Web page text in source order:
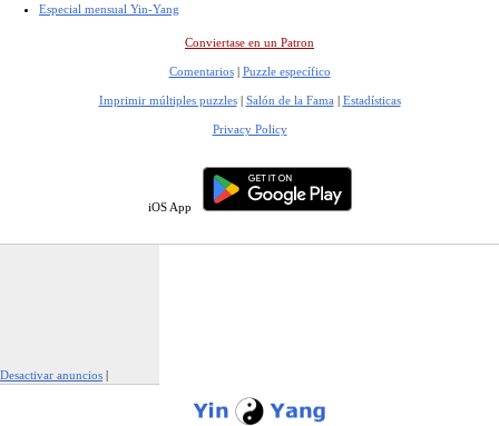
Especial mensual Yin-Yang
Conviertase en un Patron
Comentarios| Puzzle específico
Imprimir múltiples puzzles| Salón de la Fama | Estadísticas
Privacy Policy
iOS App
Desactivar anuncios |